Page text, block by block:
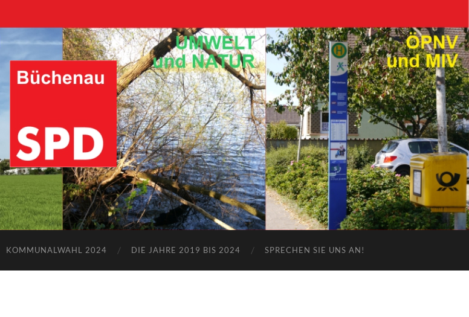
SPD-
Büchenau
KOMMUNALWAHL 2024 DIE JAHRE 2019 BIS 2024 SPRECHEN SIE UNS AN!